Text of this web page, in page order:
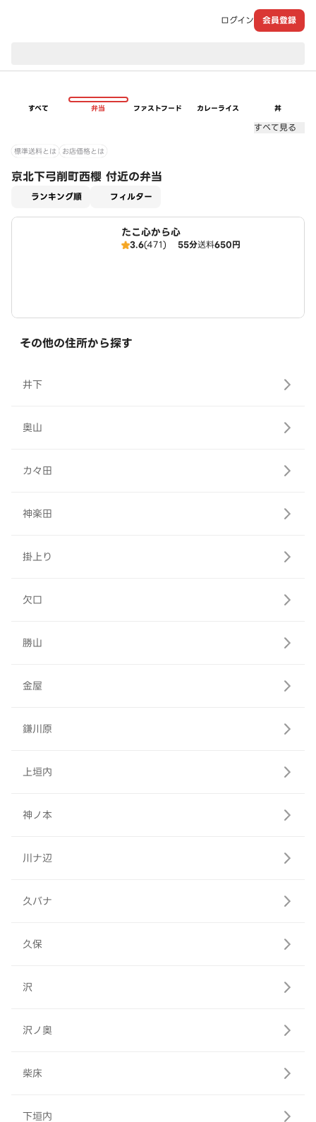
ログイン 会員登録
すべて 弁当 ファストフード カレーライス 丼
すべて見る
標準送料とは お店価格とは
京北下弓削町西櫻 付近の弁当
ランキング順 フィルター
たこ心から心
3.6(471) 55分送料650円
その他の住所から探す
井下
奥山
カ々田
神楽田
掛上り
欠口
勝山
金屋
鎌川原
上垣内
神ノ本
川ナ辺
久バナ
久保
沢
沢ノ奥
柴床
下垣内